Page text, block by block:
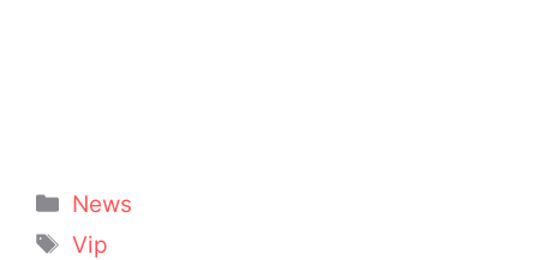
Categorie
News
Tag
Vip